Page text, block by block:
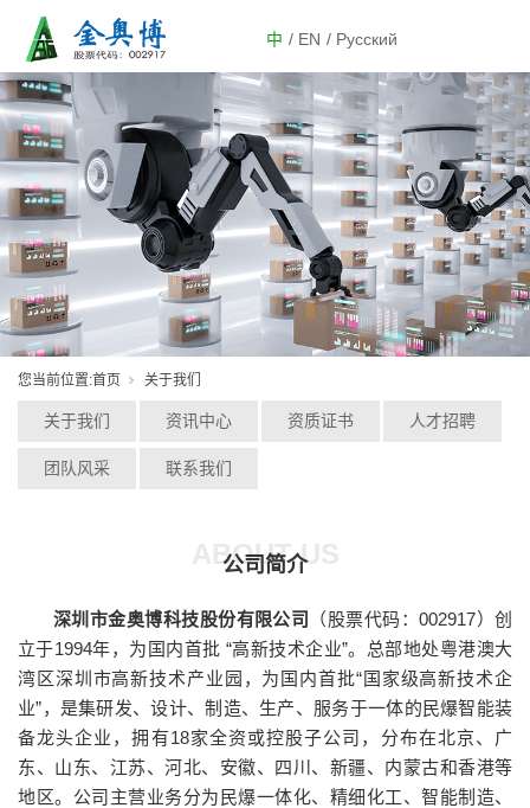
/ Русский
/ EN
中
您当前位置:首页 关于我们
关于我们 资讯中心 资质证书 人才招聘
团队风采 联系我们
ABOUT US
公司简介
深圳市金奥博科技股份有限公司
（股票代码：002917）创
立于1994年，为国内首批 “高新技术企业”。总部地处粤港澳大
湾区深圳市高新技术产业园，为国内首批“国家级高新技术企
业”，是集研发、设计、制造、生产、服务于一体的民爆智能装
备龙头企业，拥有18家全资或控股子公司，分布在北京、广
东、山东、江苏、河北、安徽、四川、新疆、内蒙古和香港等
地区。公司主营业务分为民爆一体化、精细化工、智能制造、